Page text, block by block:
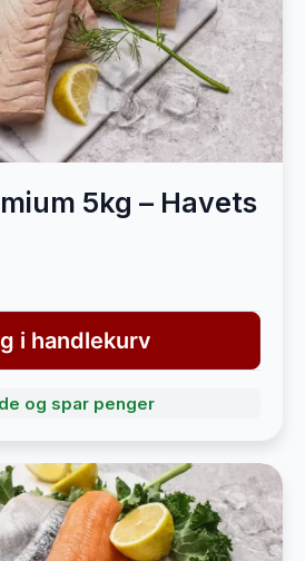
5kg – Havets
i handlekurv
og spar penger